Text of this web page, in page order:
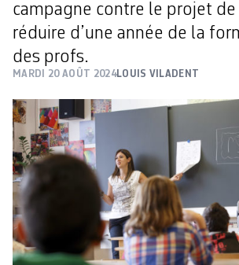
campagne contre le projet de
réduire d’une année de la
des profs.
MARDI 20 AOÛT 2024LOUIS VILADENT